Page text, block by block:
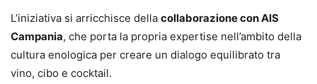
L’iniziativa si arricchisce della collaborazione con AIS
Campania, che porta la propria expertise nell’ambito della
cultura enologica per creare un dialogo equilibrato tra
vino, cibo e cocktail.